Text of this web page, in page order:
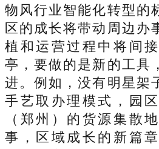
物风行业智能化转型的
区的成长将带动周边办
植和运营过程中将间
亭，要做的是新的工具
进。例如，没有明星架
手艺取办理模式，园
（郑州）的货源集散
事，区域成长的新篇